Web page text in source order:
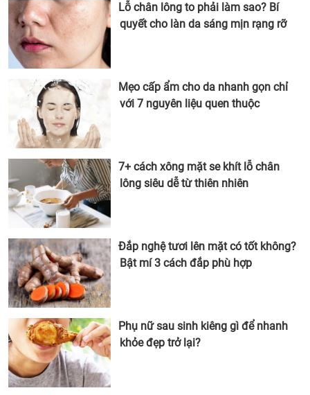
Lỗ chân lông to phải làm sao? Bí
quyết cho làn da sáng mịn rạng rỡ
Mẹo cấp ẩm cho da nhanh gọn chỉ
với 7 nguyên liệu quen thuộc
7+ cách xông mặt se khít lỗ chân
lông siêu dễ từ thiên nhiên
Đắp nghệ tươi lên mặt có tốt không?
Bật mí 3 cách đắp phù hợp
Phụ nữ sau sinh kiêng gì để nhanh
khỏe đẹp trở lại?